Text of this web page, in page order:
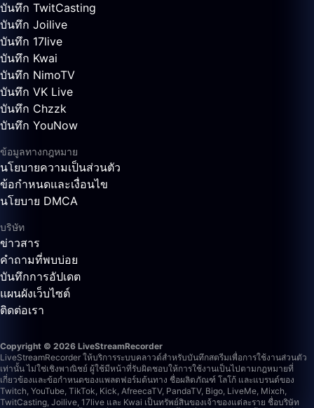
บันทึก TwitCasting
บันทึก Joilive
บันทึก 17live
บันทึก Kwai
บันทึก NimoTV
บันทึก VK Live
บันทึก Chzzk
บันทึก YouNow
ข้อมูลทางกฎหมาย
นโยบายความเป็นส่วนตัว
ข้อกำหนดและเงื่อนไข
นโยบาย DMCA
บริษัท
ข่าวสาร
คำถามที่พบบ่อย
บันทึกการอัปเดต
แผนผังเว็บไซต์
ติดต่อเรา
Copyright © 2026 LiveStreamRecorder
LiveStreamRecorder ให้บริการระบบคลาวด์สำหรับบันทึกสตรีมเพื่อการใช้งานส่วนตัว
เท่านั้น ไม่ใช่เชิงพาณิชย์ ผู้ใช้มีหน้าที่รับผิดชอบให้การใช้งานเป็นไปตามกฎหมายที่
เกี่ยวข้องและข้อกำหนดของแพลตฟอร์มต้นทาง ชื่อผลิตภัณฑ์ โลโก้ และแบรนด์ของ
Twitch, YouTube, TikTok, Kick, AfreecaTV, PandaTV, Bigo, LiveMe, Mixch,
TwitCasting, Joilive, 17live และ Kwai เป็นทรัพย์สินของเจ้าของแต่ละราย ชื่อบริษัท